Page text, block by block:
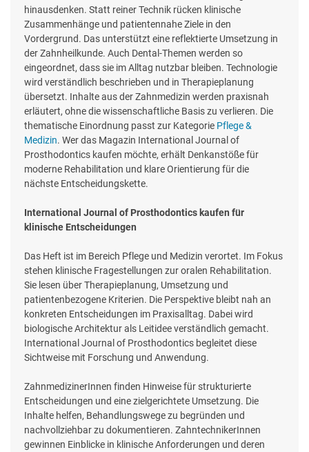
hinausdenken. Statt reiner Technik rücken klinische
Zusammenhänge und patientennahe Ziele in den
Vordergrund. Das unterstützt eine reflektierte Umsetzung in
der Zahnheilkunde. Auch Dental-Themen werden so
eingeordnet, dass sie im Alltag nutzbar bleiben. Technologie
wird verständlich beschrieben und in Therapieplanung
übersetzt. Inhalte aus der Zahnmedizin werden praxisnah
erläutert, ohne die wissenschaftliche Basis zu verlieren. Die
thematische Einordnung passt zur Kategorie Pflege &
Medizin. Wer das Magazin International Journal of
Prosthodontics kaufen möchte, erhält Denkanstöße für
moderne Rehabilitation und klare Orientierung für die
nächste Entscheidungskette.
International Journal of Prosthodontics kaufen für
klinische Entscheidungen
Das Heft ist im Bereich Pflege und Medizin verortet. Im Fokus
stehen klinische Fragestellungen zur oralen Rehabilitation.
Sie lesen über Therapieplanung, Umsetzung und
patientenbezogene Kriterien. Die Perspektive bleibt nah an
konkreten Entscheidungen im Praxisalltag. Dabei wird
biologische Architektur als Leitidee verständlich gemacht.
International Journal of Prosthodontics begleitet diese
Sichtweise mit Forschung und Anwendung.
ZahnmedizinerInnen finden Hinweise für strukturierte
Entscheidungen und eine zielgerichtete Umsetzung. Die
Inhalte helfen, Behandlungswege zu begründen und
nachvollziehbar zu dokumentieren. ZahntechnikerInnen
gewinnen Einblicke in klinische Anforderungen und deren